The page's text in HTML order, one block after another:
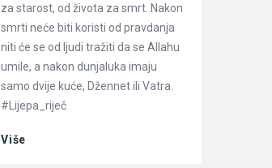
za starost, od života za smrt. Nakon
smrti neće biti koristi od pravdanja
niti će se od ljudi tražiti da se Allahu
umile, a nakon dunjaluka imaju
samo dvije kuće, Džennet ili Vatra.
#Lijepa_riječ
Više